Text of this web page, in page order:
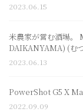
2023.06.15
米農家が営む酒場。
DAIKANYAMA) (む
2023.06.13
PowerShot G5 X
2022.09.09